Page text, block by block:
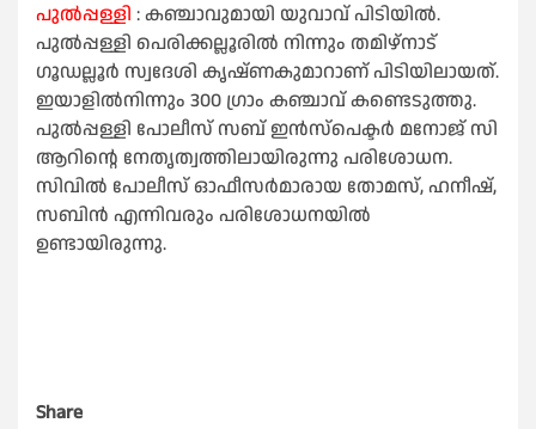
പുൽപ്പള്ളി : കഞ്ചാവുമായി യുവാവ് പിടിയിൽ.
പുൽപ്പള്ളി പെരിക്കല്ലൂരിൽ നിന്നും തമിഴ്നാട്
ഗൂഡല്ലൂർ സ്വദേശി കൃഷ്ണകുമാറാണ് പിടിയിലായത്.
ഇയാളിൽനിന്നും 300 ഗ്രാം കഞ്ചാവ് കണ്ടെടുത്തു.
പുൽപ്പള്ളി പോലീസ് സബ് ഇൻസ്പെക്ടർ മനോജ് സി
ആറിൻ്റെ നേതൃത്വത്തിലായിരുന്നു പരിശോധന.
സിവിൽ പോലീസ് ഓഫീസർമാരായ തോമസ്, ഹനീഷ്,
സബിൻ എന്നിവരും പരിശോധനയിൽ
ഉണ്ടായിരുന്നു.
Share